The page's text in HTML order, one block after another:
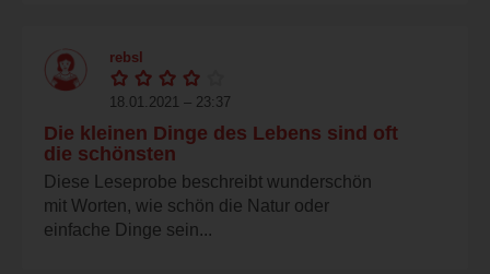
rebsl
18.01.2021 – 23:37
Die kleinen Dinge des Lebens sind oft
die schönsten
Diese Leseprobe beschreibt wunderschön
mit Worten, wie schön die Natur oder
einfache Dinge sein...